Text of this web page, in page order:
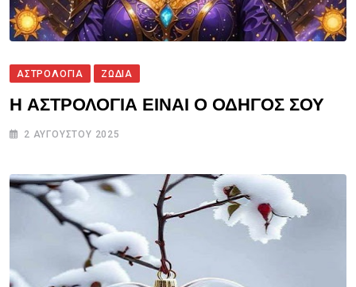
ΑΣΤΡΟΛΟΓΙΑ ΖΩΔΙΑ
Η ΑΣΤΡΟΛΟΓΙΑ ΕΙΝΑΙ Ο ΟΔΗΓΟΣ ΣΟΥ
2 ΑΥΓΟΎΣΤΟΥ 2025